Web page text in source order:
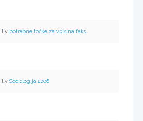
v potrebne točke za vpis na faks
v Sociologija 2006